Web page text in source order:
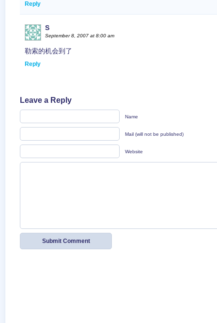
Reply
S
September 8, 2007 at 8:00 am
勒索的机会到了
Reply
Leave a Reply
Name
Mail (will not be published)
Website